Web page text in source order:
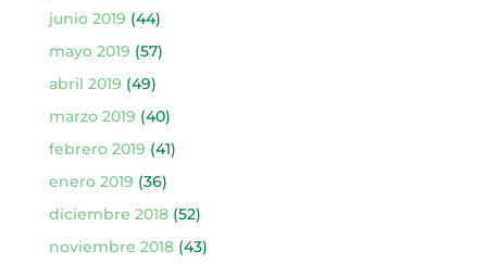
junio 2019 (44)
mayo 2019 (57)
abril 2019 (49)
marzo 2019 (40)
febrero 2019 (41)
enero 2019 (36)
diciembre 2018(52)
noviembre 2018(43)